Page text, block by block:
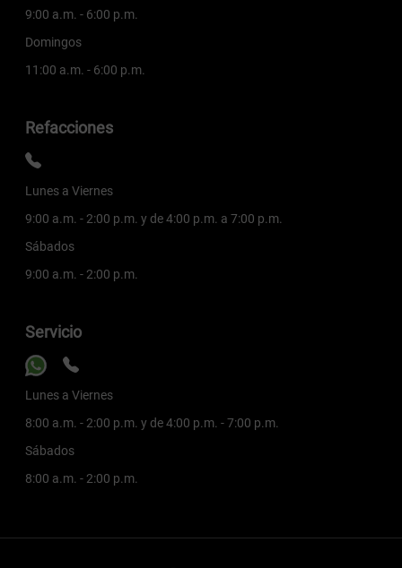
9:00 a.m. - 6:00 p.m.
Domingos
11:00 a.m. - 6:00 p.m.
Refacciones
Lunes a Viernes
9:00 a.m. - 2:00 p.m. y de 4:00 p.m. a 7:00 p.m.
Sábados
9:00 a.m. - 2:00 p.m.
Servicio
Lunes a Viernes
8:00 a.m. - 2:00 p.m. y de 4:00 p.m. - 7:00 p.m.
Sábados
8:00 a.m. - 2:00 p.m.